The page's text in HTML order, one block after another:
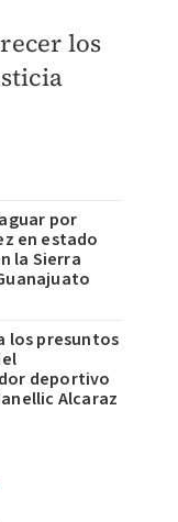
los
por
en estado
la Sierra
los presuntos
deportivo
Alcaraz